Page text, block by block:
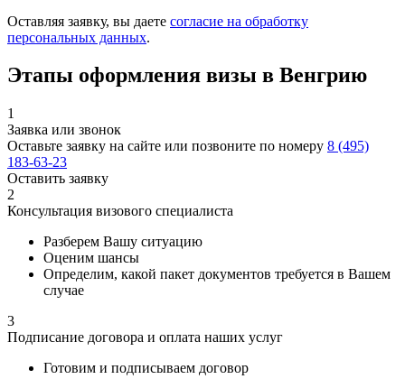
Оставляя заявку, вы даете согласие на обработку
персональных данных.
Этапы оформления визы в Венгрию
1
Заявка или звонок
Оставьте заявку на сайте или позвоните по номеру 8 (495)
183-63-23
Оставить заявку
2
Консультация визового специалиста
Разберем Вашу ситуацию
Оценим шансы
Определим, какой пакет документов требуется в Вашем
случае
3
Подписание договора и оплата наших услуг
Готовим и подписываем договор